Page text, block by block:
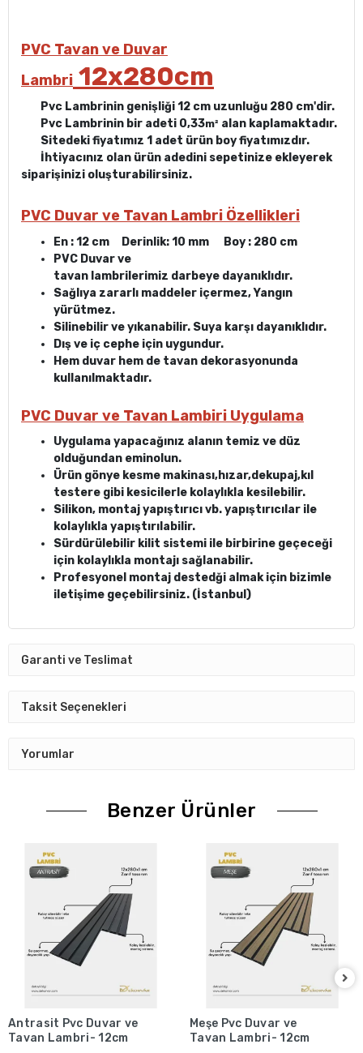
PVC Tavan ve Duvar
Lambri 12x280cm
Pvc Lambrinin genişliği 12 cm uzunluğu 280 cm'dir.
Pvc Lambrinin bir adeti 0,33m² alan kaplamaktadır.
Sitedeki fiyatımız 1 adet ürün boy fiyatımızdır.
İhtiyacınız olan ürün adedini sepetinize ekleyerek
siparişinizi oluşturabilirsiniz.
PVC Duvar ve Tavan Lambri Özellikleri
En : 12 cm Derinlik: 10 mm Boy : 280 cm
PVC Duvar ve
tavan lambrilerimiz darbeye dayanıklıdır.
Sağlıya zararlı maddeler içermez, Yangın
yürütmez.
Silinebilir ve yıkanabilir. Suya karşı dayanıklıdır.
Dış ve iç cephe için uygundur.
Hem duvar hem de tavan dekorasyonunda
kullanılmaktadır.
PVC Duvar ve Tavan Lambiri Uygulama
Uygulama yapacağınız alanın temiz ve düz
olduğundan eminolun.
Ürün gönye kesme makinası,hızar,dekupaj,kıl
testere gibi kesicilerle kolaylıkla kesilebilir.
Silikon, montaj yapıştırıcı vb. yapıştırıcılar ile
kolaylıkla yapıştırılabilir.
Sürdürülebilir kilit sistemi ile birbirine geçeceği
için kolaylıkla montajı sağlanabilir.
Profesyonel montaj destedği almak için bizimle
iletişime geçebilirsiniz. (İstanbul)
Garanti ve Teslimat
Taksit Seçenekleri
Yorumlar
Benzer Ürünler
Antrasit Pvc Duvar ve
Tavan Lambri- 12cm
Meşe Pvc Duvar ve
Tavan Lambri- 12cm